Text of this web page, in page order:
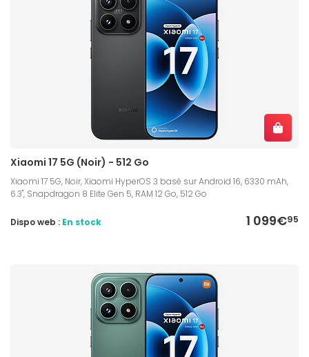
Xiaomi 17 5G (Noir) - 512 Go
Xiaomi 17 5G, Noir, Xiaomi HyperOS 3 basé sur Android 16, 6330 mAh,
6.3", Snapdragon 8 Elite Gen 5, RAM 12 Go, 512 Go
1 099€95
Dispo web : En stock